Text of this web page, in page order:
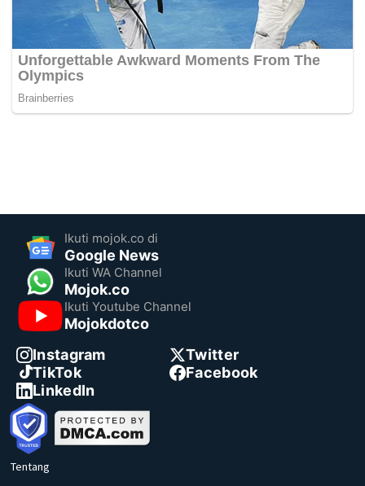
Ikuti mojok.co di
Google News
Ikuti WA Channel
Mojok.co
Ikuti Youtube Channel
Mojokdotco
Instagram
Twitter
TikTok
Facebook
LinkedIn
Tentang